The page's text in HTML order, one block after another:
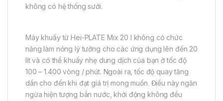
không có hệ thống sưởi.
Máy khuấy từ Hei-PLATE Mix 20 l không có chức
năng làm nóng lý tưởng cho các ứng dụng lên đến 20
lít và có thể khuấy nhẹ dung dịch của bạn ở tốc độ
100 – 1.400 vòng / phút. Ngoài ra, tốc độ quay tăng
dần cho đến khi đạt giá trị mong muốn. Điều này ngăn
ngừa hiện tượng bắn nước, khởi động không đều